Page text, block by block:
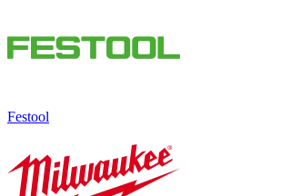
Festool